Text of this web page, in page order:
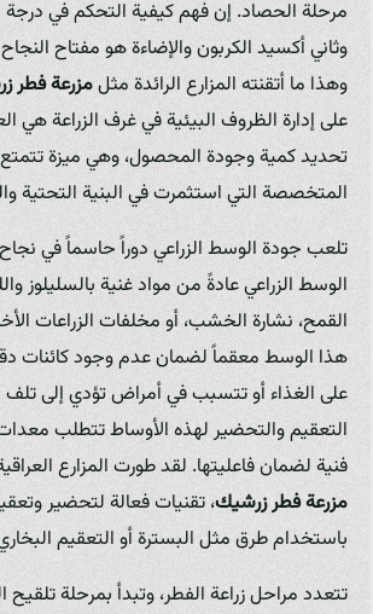
مرحلة الحصاد. إن فهم كيفية التحكم في درجة
وثاني أكسيد الكربون والإضاءة هو مفتاح
وهذا ما أتقنته المزارع الرائدة مثلمزرعة فطر
على إدارة الظروف البيئية في غرف الزراعة هي
تحديد كمية وجودة المحصول، وهي ميزة تتمتع
المتخصصة التي استثمرت في البنية التحتية
تلعب جودة الوسط الزراعي دوراً حاسماً في نجاح
الوسط الزراعي عادةً من مواد غنية بالسليلوز
القمح، نشارة الخشب، أو مخلفات الزراعات
هذا الوسط معقماً لضمان عدم وجود كائنات
على الغذاء أو تتسبب في أمراض تؤدي إلى
التعقيم والتحضير لهذه الأوساط تتطلب
فنية لضمان فاعليتها. لقد طورت المزارع
مزرعة فطر زرشيك، تقنيات فعالة لتحضير
باستخدام طرق مثل البسترة أو التعقيم
تتعدد مراحل زراعة الفطر، وتبدأ بمرحلة